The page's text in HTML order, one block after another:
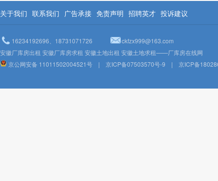
关于我们 联系我们 广告承接 免责声明 招聘英才 投诉建议
16234192696、18731071726
ckfzx999@163.com
安徽厂库房出租 安徽厂库房求租 安徽土地出租 安徽土地求租——厂库房在线网
京公网安备 11011502004521号 | 京ICP备07503570号-9 | 京ICP备